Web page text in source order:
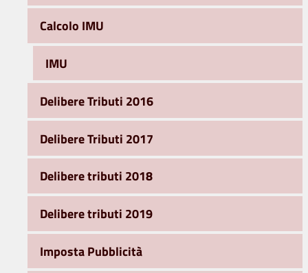
Calcolo IMU
IMU
Delibere Tributi 2016
Delibere Tributi 2017
Delibere tributi 2018
Delibere tributi 2019
Imposta Pubblicità